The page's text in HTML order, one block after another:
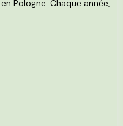
Pologne. Chaque année,